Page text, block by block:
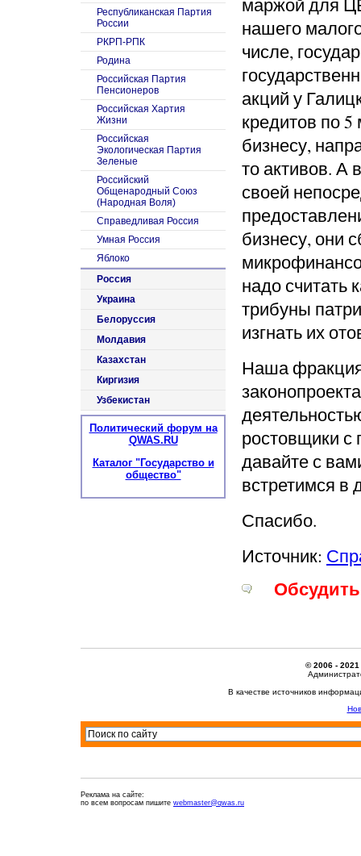
нашего
числе,
акций у
кредитов по
бизнесу,
то активов. А
своей
бизнесу, они
надо считать
трибуны
изгнать их
Наша фракция
ростовщики с
давайте с
встретимся в
Спасибо.
Источник:
Республиканская Партия
России
РКРП-РПК
Родина
Российская Партия
Пенсионеров
Российская Хартия
Жизни
Российская
Экологическая Партия
Зеленые
Российский
Общенародный Союз
(Народная Воля)
Справедливая Россия
Умная Россия
Яблоко
Россия
Украина
Белоруссия
Молдавия
Казахстан
Киргизия
Узбекистан
Политический форум на
QWAS.RU
Каталог "Государство и
общество"
© 2006 - 2021
В качестве источников
Реклама на сайте:
по всем вопросам пишите webmaster@qwas.ru